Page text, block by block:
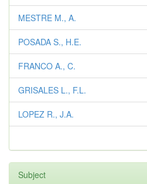
MESTRE M., A.
POSADA S., H.E.
FRANCO A., C.
GRISALES L., F.L.
LOPEZ R., J.A.
Subject